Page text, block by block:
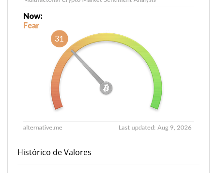
Histórico de Valores